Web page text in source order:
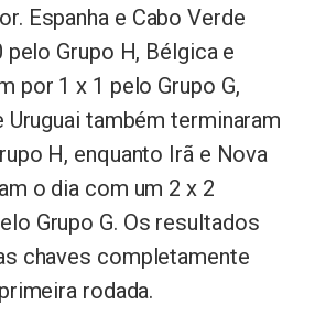
Espanha e Cabo Verde
Grupo H, Bélgica e
por 1 x 1 pelo Grupo G,
Uruguai também terminaram
H, enquanto Irã e Nova
o dia com um 2 x 2
Grupo G. Os resultados
chaves completamente
rodada.